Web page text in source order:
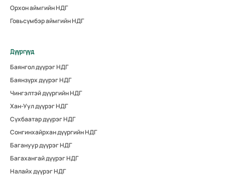
Орхон аймгийн НДГ
Говьсүмбэр аймгийн НДГ
Дүүргүүд
Баянгол дүүрэг НДГ
Баянзүрх дүүрэг НДГ
Чингэлтэй дүүргийн НДГ
Хан-Уул дүүрэг НДГ
Сүхбаатар дүүрэг НДГ
Сонгинхайрхан дүүргийн НДГ
Багануур дүүрэг НДГ
Багахангай дүүрэг НДГ
Налайх дүүрэг НДГ